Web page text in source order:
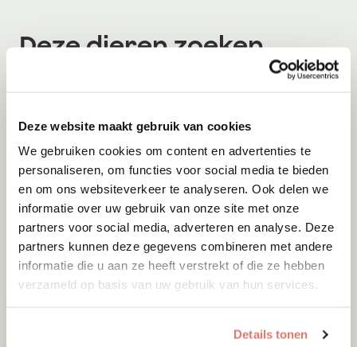
Deze website maakt gebruik van cookies
We gebruiken cookies om content en advertenties te
personaliseren, om functies voor social media te bieden
en om ons websiteverkeer te analyseren. Ook delen we
informatie over uw gebruik van onze site met onze
partners voor social media, adverteren en analyse. Deze
partners kunnen deze gegevens combineren met andere
informatie die u aan ze heeft verstrekt of die ze hebben
verzameld op basis van uw gebruik van hun services.
Details tonen
Deze dieren zoeken